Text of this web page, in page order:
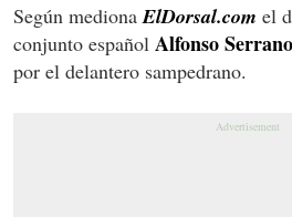
Según mediona ElDorsal.com el
conjunto español Alfonso Serrano
por el delantero sampedrano.